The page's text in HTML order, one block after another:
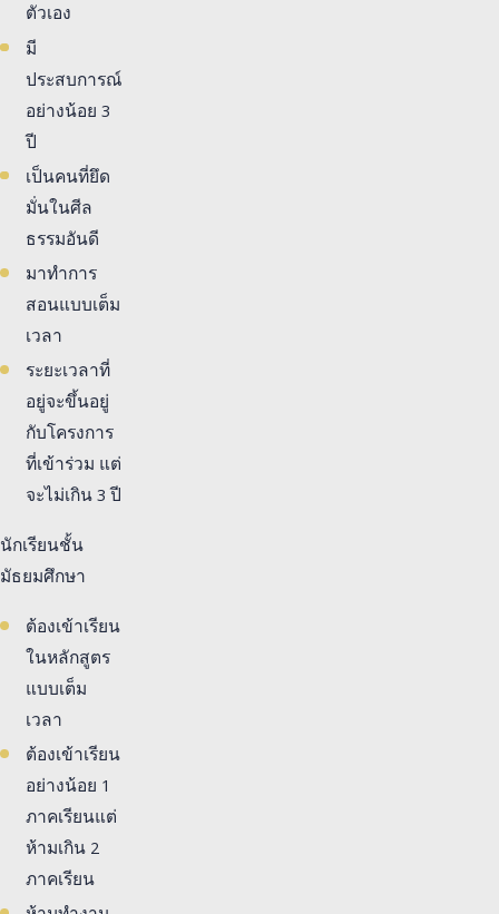
ตัวเอง
มี
ประสบการณ์
อย่างน้อย 3
ปี
เป็นคนที่ยึด
มั่นในศีล
ธรรมอันดี
มาทำการ
สอนแบบเต็ม
เวลา
ระยะเวลาที่
อยู่จะขึ้นอยู่
กับโครงการ
ที่เข้าร่วม แต่
จะไม่เกิน 3 ปี
นักเรียนชั้น
มัธยมศึกษา
ต้องเข้าเรียน
ในหลักสูตร
แบบเต็ม
เวลา
ต้องเข้าเรียน
อย่างน้อย 1
ภาคเรียนแต่
ห้ามเกิน 2
ภาคเรียน